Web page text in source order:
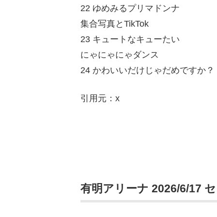
22 ゆめみるプリマドンナ
集合写真とTikTok
23 キュートなキューたい
にゃにゃにゃダンス
24 かわいいだけじゃだめですか？
引用元：x
有明アリーナ 2026/6/17